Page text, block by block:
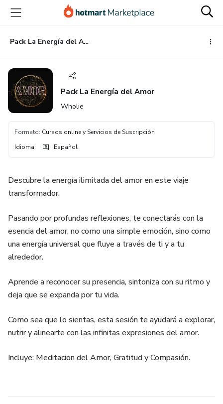
principal
página
de
página
Pack La Energía del Amor
Pack La Energía del Amor
Wholie
Formato: Cursos online y Servicios de Suscripción
Idioma: Español
Descubre la energía ilimitada del amor en este viaje
transformador.
Pasando por profundas reflexiones, te conectarás con la
esencia del amor, no como una simple emoción, sino como
una energía universal que fluye a través de ti y a tu
alrededor.
Aprende a reconocer su presencia, sintoniza con su ritmo y
deja que se expanda por tu vida.
Como sea que lo sientas, esta sesión te ayudará a explorar,
nutrir y alinearte con las infinitas expresiones del amor.
Incluye: Meditacion del Amor, Gratitud y Compasión.